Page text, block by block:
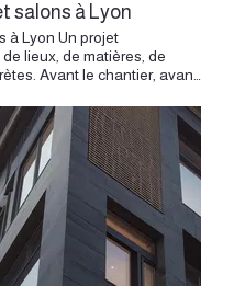
salons à Lyon
projet. Un showroom de revêtements permet de voir les formats, les textures, les bords, les reflets et les nuances. Il permet aussi de comprendre l’effet d’une matière selon la quantité utilisée. Un petit échantillon raconte une chose. Une grande dalle en raconte une autre. Dans un projet lyonnais, le choix des revêtements doit dialoguer avec l’architecture du lieu. Un appartement haussmannien supporte souvent des matières nobles et des teintes profondes. Un canut peut accueillir des contrastes graphiques ou des sols continus. Un logement contemporain peut gagner en caractère grâce à une matière plus texturée. Le revêtement doit être choisi pour son esthétique, mais aussi pour sa manière d’accompagner les usages. Un sol de cuisine, une entrée, une salle de bains, une terrasse ou une pièce de vie demandent des réponses différentes. Les showrooms de luminaires La lumière transforme un intérieur autant que le plan. Un luminaire peut être discret, sculptural, technique, chaleureux, graphique ou presque invisible. Il peut souligner une hauteur, révéler un mur, accompagner une table, guider une circulation ou donner de l’intimité à une chambre. Les showrooms de luminaires permettent de voir la qualité réelle d’une lumière : température, diffusion, direction, intensité, ombre portée, confort visuel. Dans un projet d’architecture intérieure, l’éclairage se pense dès la conception. Il accompagne les volumes, les matières et les usages. Une suspension au-dessus d’une table, des appliques dans une entrée, un rail discret dans une pièce de vie, un éclairage intégré dans une bibliothèque ou une lumière indirecte dans une chambre participent à la lecture du lieu. À Lyon, cette question prend une importance particulière dans les appartements anciens, les canuts profonds, les logements sur cour ou les espaces avec peu de lumière directe. Le bon éclairage donne de la profondeur, du rythme et du confort. Les showrooms de tissus, rideaux et revêtements souples Les textiles apportent une dimension plus intime à l’architecture intérieure. Rideaux, voilages, stores, tapis, tissus d’ameublement, revêtements muraux et coussins modifient l’acoustique, la lumière, la perception des volumes et la sensation de confort. Un showroom textile permet de ressentir les tombés, les transparences, les épaisseurs, les trames et les couleurs avec plus de précision. Dans un appartement ancien, un rideau peut accompagner une grande fenêtre, adoucir une pièce de réception ou créer une continuité verticale. Dans un logement contemporain, il peut réchauffer une baie vitrée, filtrer la lumière ou donner une atmosphère plus habitée. Les textiles jouent aussi un rôle essentiel dans les restaurants, bureaux, boutiques et espaces professionnels. Ils permettent de travailler le confort sonore, l’identité du lieu et l’expérience des occupants. Comment préparer une visite de showroom Une visite devient plus efficace lorsqu’elle s’inscrit dans une réflexion déjà structurée. Avant de se déplacer, il est utile de connaître le contexte du projet : type de bien, volumes, lumière, style recherché, budget global, usages prioritaires, contraintes techniques et niveau de transformation souhaité. Le risque d’une visite libre est de multiplier les envies. Le rôle de l’architecte d’intérieur consiste à garder le fil du projet. Chaq